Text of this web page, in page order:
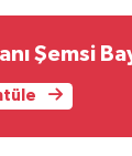
Şemsi